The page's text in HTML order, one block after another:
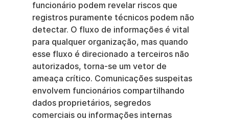
funcionário podem revelar riscos que
registros puramente técnicos podem não
detectar. O fluxo de informações é vital
para qualquer organização, mas quando
esse fluxo é direcionado a terceiros não
autorizados, torna-se um vetor de
ameaça crítico. Comunicações suspeitas
envolvem funcionários compartilhando
dados proprietários, segredos
comerciais ou informações internas